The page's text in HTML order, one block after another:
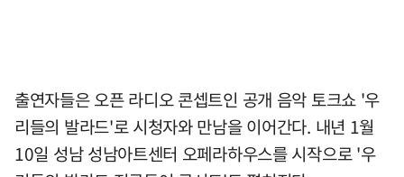
출연자들은 오픈 라디오 콘셉트인 공개 음악 토크쇼 '우
리들의 발라드'로 시청자와 만남을 이어간다. 내년 1월
10일 성남 성남아트센터 오페라하우스를 시작으로 '우